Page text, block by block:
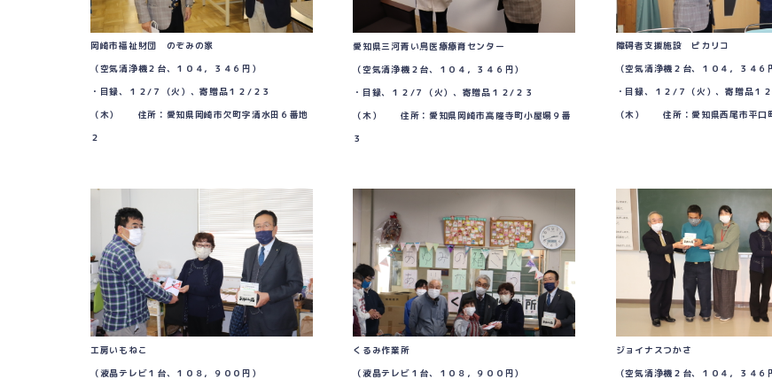
岡崎市福祉財団 のぞみの家
（空気清浄機２台、１０４，３４６円）
・目録、１２/７（火）、寄贈品１２/２３
（木） 住所：愛知県岡崎市欠町字清水田６番地
２
愛知県三河青い鳥医療療育センター
（空気清浄機２台、１０４，３４６円）
・目録、１２/７（火）、寄贈品１２/２３
（木） 住所：愛知県岡崎市高隆寺町小屋場９番
３
障碍者支援施設 ピカリコ
（空気清浄機２台、１０４，３４６
・目録、１２/７（火）、寄贈品１
（木） 住所：愛知県西尾市平口
工房いもねこ
（液晶テレビ１台、１０８，９００円）
くるみ作業所
（液晶テレビ１台、１０８，９００円）
ジョイナスつかさ
（空気清浄機２台、１０４，３４６